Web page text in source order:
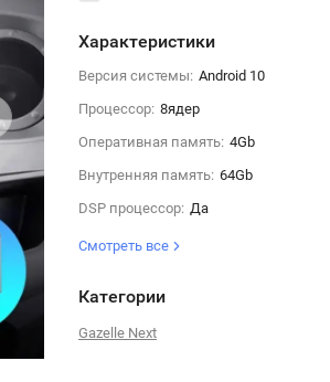
Характеристики
Версия системы: Android 10
Процессор: 8ядер
Оперативная память: 4Gb
Внутренняя память: 64Gb
DSP процессор: Да
Смотреть все
Категории
Gazelle Next